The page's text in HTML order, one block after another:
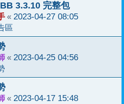
3.3.10 完整包
« 2023-04-27 08:05
區
« 2023-04-25 04:56
« 2023-04-17 15:48